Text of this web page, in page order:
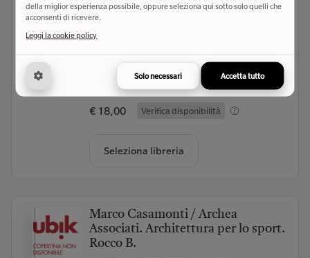
Santo Spirito in Sassia. Storia arte
carità
Vignati Marco
(0)
€ 18,00 Verifica disponibilità
Seleziona libreria
Marco Casamonti / Archea
Associati. Architettura per lo sport.
Rocco B.
della miglior esperienza possibile, oppure seleziona qui sotto solo quelli che
acconsenti di ricevere.
Leggi la cookie policy
Solo necessari Accetta tutto